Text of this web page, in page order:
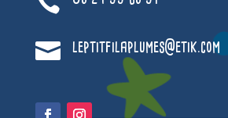
 leptitfilaplumes@etik.com